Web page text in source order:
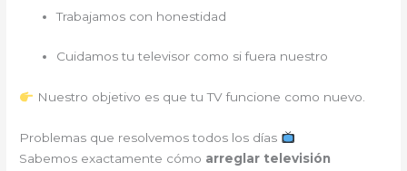
Trabajamos con honestidad
Cuidamos tu televisor como si fuera nuestro
Nuestro objetivo es que tu TV funcione como nuevo.
Problemas que resolvemos todos los días
Sabemos exactamente cómo arreglar televisión